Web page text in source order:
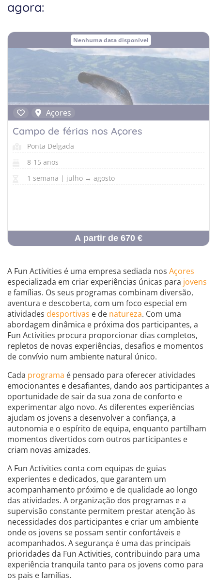
Cursos de Línguas Alemanha
Cursos de Línguas Escócia
Porto
Desportos de Inverno
Natureza
agora:
Nenhuma data disponível
Açores
Campo de férias nos Açores
Ponta Delgada
8-15 anos
1 semana | julho → agosto
A partir de 670 €
A Fun Activities é uma empresa sediada nos Açores
especializada em criar experiências únicas para jovens
e famílias. Os seus programas combinam diversão,
aventura e descoberta, com um foco especial em
atividades desportivas e de natureza. Com uma
abordagem dinâmica e próxima dos participantes, a
Fun Activities procura proporcionar dias completos,
repletos de novas experiências, desafios e momentos
de convívio num ambiente natural único.
Cada programa é pensado para oferecer atividades
emocionantes e desafiantes, dando aos participantes a
oportunidade de sair da sua zona de conforto e
experimentar algo novo. As diferentes experiências
ajudam os jovens a desenvolver a confiança, a
autonomia e o espírito de equipa, enquanto partilham
momentos divertidos com outros participantes e
criam novas amizades.
A Fun Activities conta com equipas de guias
experientes e dedicados, que garantem um
acompanhamento próximo e de qualidade ao longo
das atividades. A organização dos programas e a
supervisão constante permitem prestar atenção às
necessidades dos participantes e criar um ambiente
onde os jovens se possam sentir confortáveis e
acompanhados. A segurança é uma das principais
prioridades da Fun Activities, contribuindo para uma
experiência tranquila tanto para os jovens como para
os pais e famílias.